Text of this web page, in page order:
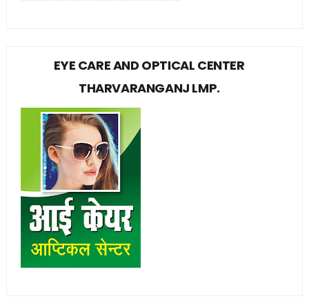
EYE CARE AND OPTICAL CENTER
THARVARANGANJ LMP.